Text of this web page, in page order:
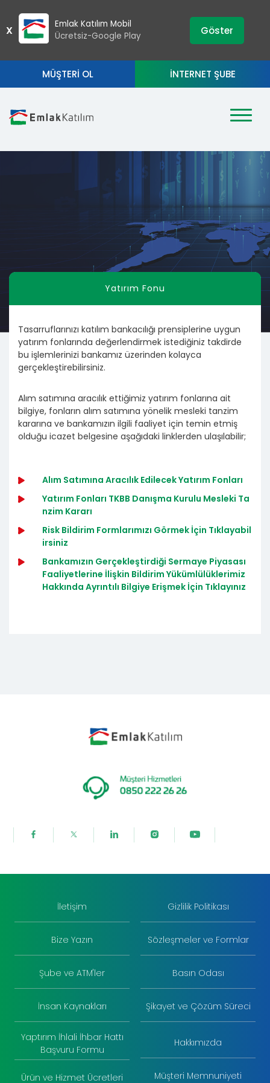
X
Emlak Katılım Mobil
Ücretsiz-Google Play
Göster
İNTERNET ŞUBE
MÜŞTERİ OL
Yatırım Fonu
Tasarruflarınızı katılım bankacılığı prensiplerine uygun
yatırım fonlarında değerlendirmek istediğiniz takdirde
bu işlemlerinizi bankamız üzerinden kolayca
gerçekleştirebilirsiniz.
Alım satımına aracılık ettiğimiz yatırım fonlarına ait
bilgiye, fonların alım satımına yönelik mesleki tanzim
kararına ve bankamızın ilgili faaliyet için temin etmiş
olduğu icazet belgesine aşağıdaki linklerden ulaşılabilir;
Alım Satımına Aracılık Edilecek Yatırım Fonları
Yatırım Fonları TKBB Danışma Kurulu Mesleki Ta
nzim Kararı
Risk Bildirim Formlarımızı Görmek İçin Tıklayabil
irsiniz
Bankamızın Gerçekleştirdiği Sermaye Piyasası
Faaliyetlerine İlişkin Bildirim Yükümlülüklerimiz
Hakkında Ayrıntılı Bilgiye Erişmek İçin Tıklayınız
İletişim
Bize Yazın
Şube ve ATM'ler
İnsan Kaynakları
Gizlilik Politikası
Sözleşmeler ve Formlar
Basın Odası
Şikayet ve Çözüm Süreci
Yaptırım İhlali İhbar Hattı
Başvuru Formu
Ürün ve Hizmet Ücretleri
Hakkımızda
Müşteri Memnuniyeti